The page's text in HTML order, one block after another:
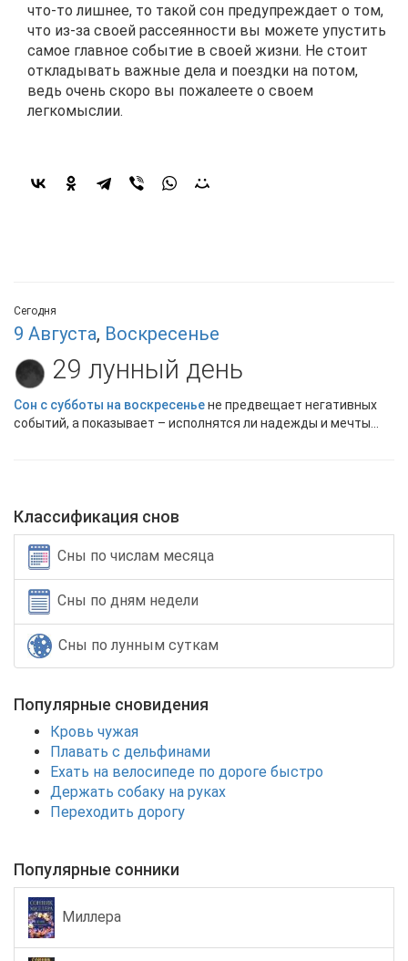
что-то лишнее, то такой сон предупреждает о том,
что из-за своей рассеянности вы можете упустить
самое главное событие в своей жизни. Не стоит
откладывать важные дела и поездки на потом,
ведь очень скоро вы пожалеете о своем
легкомыслии.
Сегодня
9 Августа, Воскресенье
29 лунный день
Сон с субботы на воскресеньене предвещает негативных
событий, а показывает – исполнятся ли надежды и мечты...
Классификация снов
Сны по числам месяца
Сны по дням недели
Сны по лунным суткам
Популярные сновидения
Кровь чужая
Плавать с дельфинами
Ехать на велосипеде по дороге быстро
Держать собаку на руках
Переходить дорогу
Популярные сонники
Миллера